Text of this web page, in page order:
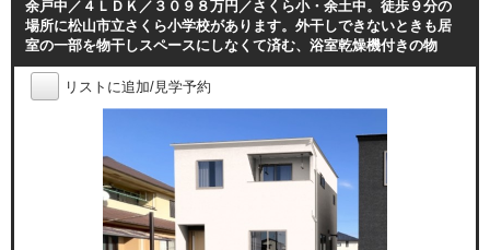
余戸中／４ＬＤＫ／３０９８万円／さくら小・余土中。徒歩９分の
場所に松山市立さくら小学校があります。外干しできないときも居
室の一部を物干しスペースにしなくて済む、浴室乾燥機付きの物
リストに追加/見学予約